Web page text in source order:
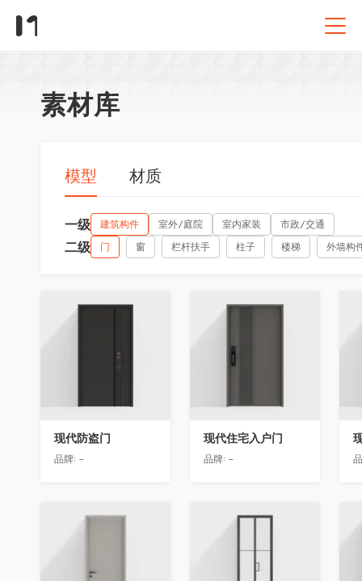
素材库
模型 材质
一级 建筑构件 室外/庭院 室内家装 市政/交通
二级 门 窗 栏杆扶手 柱子 楼梯 外墙构
收藏
现代防盗门
品牌: -
收藏
现代住宅入户门
品牌: -
收藏 收藏